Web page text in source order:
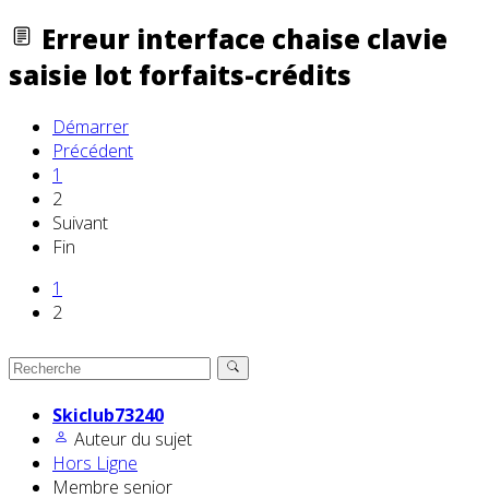
Erreur interface chaise clavie
saisie lot forfaits-crédits
Démarrer
Précédent
1
2
Suivant
Fin
1
2
Skiclub73240
Auteur du sujet
Hors Ligne
Membre senior